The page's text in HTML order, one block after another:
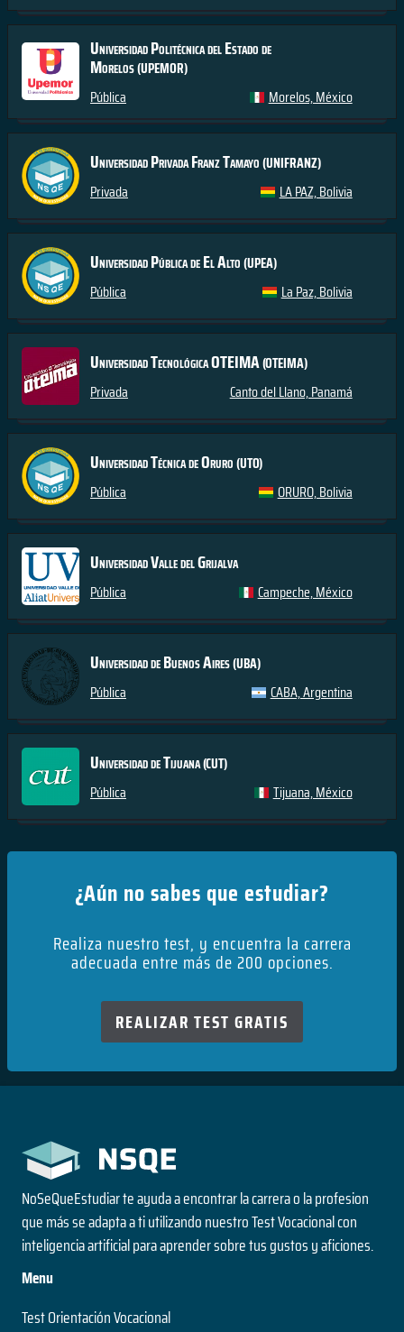
Universidad Politécnica del Estado de
Morelos(UPEMOR)
Pública Morelos, México
Universidad Privada Franz Tamayo(UNIFRANZ)
Privada LA PAZ, Bolivia
Universidad Pública de El Alto(UPEA)
Pública La Paz, Bolivia
Universidad Tecnológica OTEIMA(OTEIMA)
Privada Canto del Llano, Panamá
Universidad Técnica de Oruro(UTO)
Pública ORURO, Bolivia
Universidad Valle del Grijalva
Pública Campeche, México
Universidad de Buenos Aires(UBA)
Pública CABA, Argentina
Universidad de Tijuana(CUT)
Pública Tijuana, México
¿Aún no sabes que estudiar?
Realiza nuestro test, y encuentra la carrera
adecuada entre más de 200 opciones.
REALIZAR TEST GRATIS
NoSeQueEstudiar te ayuda a encontrar la carrera o la profesion
que más se adapta a ti utilizando nuestro Test Vocacional con
inteligencia artificial para aprender sobre tus gustos y aficiones.
Menu
Test Orientación Vocacional